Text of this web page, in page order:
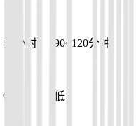
>4小时 90~120分钟
低 低